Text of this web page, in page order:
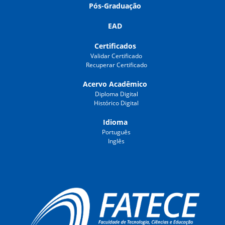
Pós-Graduação
EAD
Certificados
Validar Certificado
Recuperar Certificado
Acervo Acadêmico
Diploma Digital
Histórico Digital
Idioma
Português
Inglês